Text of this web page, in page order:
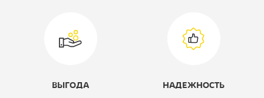
ВЫГОДА НАДЕЖНОСТЬ